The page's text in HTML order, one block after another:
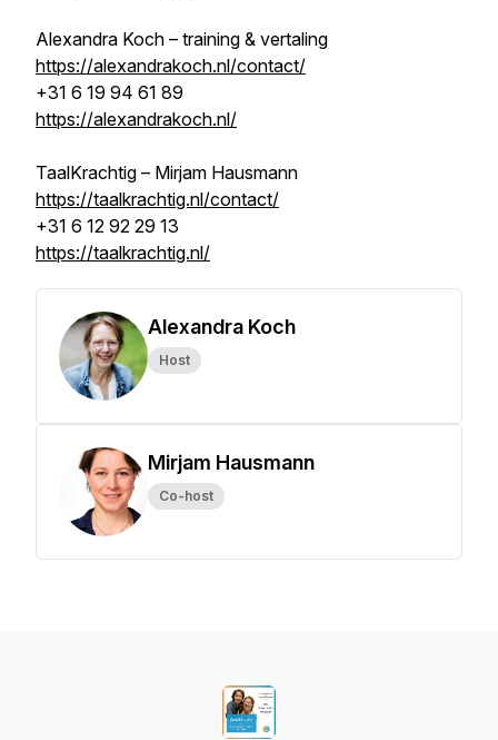
Alexandra Koch – training & vertaling
https://alexandrakoch.nl/contact/
+31 6 19 94 61 89
https://alexandrakoch.nl/
TaalKrachtig – Mirjam Hausmann
https://taalkrachtig.nl/contact/
+31 6 12 92 29 13
https://taalkrachtig.nl/
Alexandra Koch
Host
Mirjam Hausmann
Co-host